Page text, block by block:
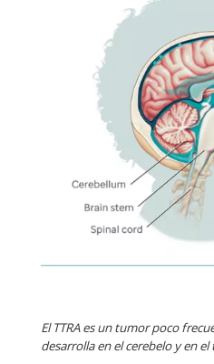
El TTRA es un tumor poco
desarrolla en el cerebelo y en